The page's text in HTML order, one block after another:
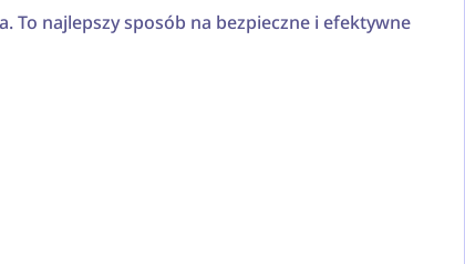
To najlepszy sposób na bezpieczne i efektywne